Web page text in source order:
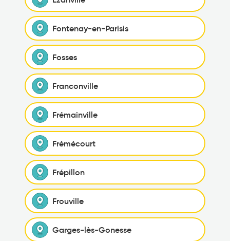
Fontenay-en-Parisis
Fosses
Franconville
Frémainville
Frémécourt
Frépillon
Frouville
Garges-lès-Gonesse